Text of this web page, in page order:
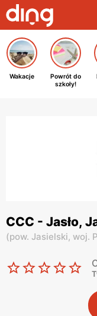
Wakacje
Powrót do
szkoły!
CCC - Jasło,
(pow. Jasielski, woj.